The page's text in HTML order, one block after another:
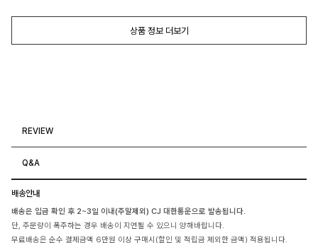
상품 정보 더보기
REVIEW
Q&A
배송안내
배송은 입금 확인 후 2~3일 이내(주말제외) CJ 대한통운으로 발송됩니다.
단, 주문량이 폭주하는 경우 배송이 지연될 수 있으니 양해바랍니다.
무료배송은 순수 결제금액 6만원 이상 구매시(할인 및 적립금 제외한 금액) 적용됩니다.